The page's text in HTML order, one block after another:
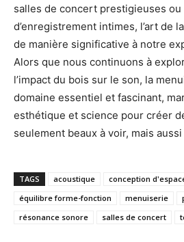
salles de concert prestigieuses ou
d’enregistrement intimes, l’art de
de manière significative à notre
Alors que nous continuons à
l’impact du bois sur le son, la
domaine essentiel et fascinant,
esthétique et science pour créer
seulement beaux à voir, mais
TAGS acoustique conception
équilibre forme-fonction
menuiserie
résonance sonore
salles de concert